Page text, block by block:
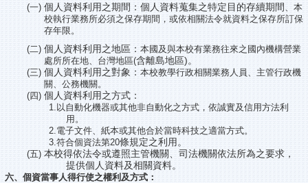
(一) 個人資料利用之期間：個人資料蒐集之特定目的存續期間
本
校執行業務所必須之保存期間，或依相關法令就資料之保存所訂保
存年限。
(二) 個人資料利用之地區： 本國及與本校有業務往來之國內機構營業
處所所在地、 台灣地區(含離島地區)。
(三) 個人資料利用之對象： 本校教學行政相關業務人員、主管行政機
關、 公務機關。
(四) 個人資料利用之方式：
1. 以自動化機器或其他非自動化之方式，依誠實及信用方法利
用。
2. 電子文件、紙本或其他合於當時科技之適當方式。
3. 符合個資法第20條規定之利用。
(五)本校得依法令或遵照主管機關、司法機關依法所為之要求，
提供個人資料及相關資料。
六、個資當事人得行使之權利及方式：